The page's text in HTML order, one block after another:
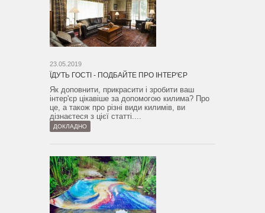
23.05.2019
ЇДУТЬ ГОСТІ - ПОДБАЙТЕ ПРО ІНТЕР'ЄР
Як доповнити, прикрасити і зробити ваш
інтер'єр цікавіше за допомогою килима? Про
це, а також про різні види килимів, ви
дізнаєтеся з цієї статті....
ДОКЛАДНО